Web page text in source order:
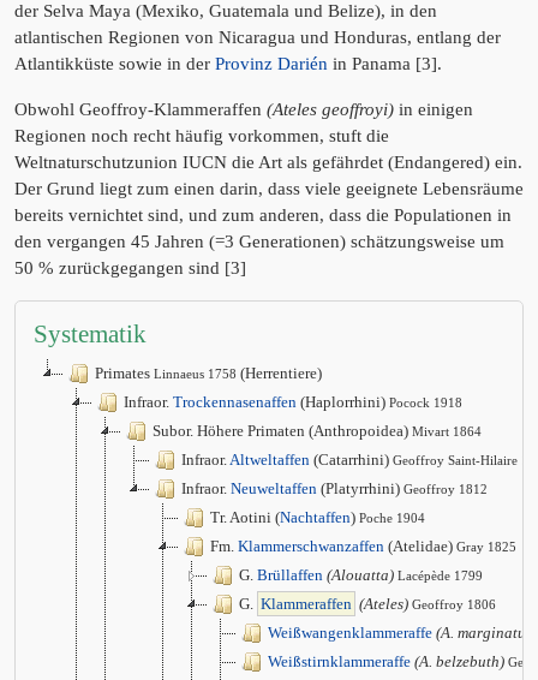
der Selva Maya (Mexiko, Guatemala und Belize), in den
atlantischen Regionen von Nicaragua und Honduras, entlang der
Atlantikküste sowie in der Provinz Darién in Panama [3].
Obwohl Geoffroy-Klammeraffen (Ateles geoffroyi) in einigen
Regionen noch recht häufig vorkommen, stuft die
Weltnaturschutzunion IUCN die Art als gefährdet (Endangered) ein.
Der Grund liegt zum einen darin, dass viele geeignete Lebensräume
bereits vernichtet sind, und zum anderen, dass die Populationen in
den vergangen 45 Jahren (=3 Generationen) schätzungsweise um
50 % zurückgegangen sind [3]
Systematik
Primates Linnaeus 1758 (Herrentiere)
Infraor. Trockennasenaffen (Haplorrhini) Pocock 1918
Subor. Höhere Primaten (Anthropoidea) Mivart 1864
Infraor.Altweltaffen (Catarrhini) Geoffroy Saint-Hilaire
Infraor. Neuweltaffen (Platyrrhini) Geoffroy 1812
Tr. Aotini (Nachtaffen) Poche 1904
Fm. Klammerschwanzaffen (Atelidae) Gray 1825
G. Brüllaffen (Alouatta) Lacépède 1799
G. Klammeraffen (Ateles) Geoffroy 1806
Weißwangenklammeraffe (A. marginatus)
Weißstirnklammeraffe (A. belzebuth)